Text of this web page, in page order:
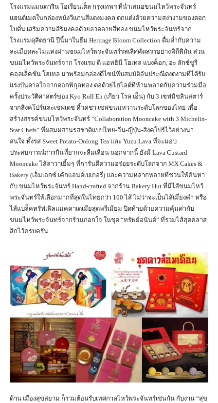
โรงแรมแมนดาริน โอเรียนเต็ล กรุงเทพฯ ที่นำเสนอขนมไหว้พระจันทร์
แฮนด์เมดในกล่องหนังวีแกนสีแดงมงคล ตกแต่งด้วยความสง่างามของดอก
โบตั๋น เสริมความสิริมงคลด้วยลวดลายสีทอง ขนมไหว้พระจันทร์จาก
โรงแรมดุสิตธานี ปีนี้มาในธีม Heritage Bloom Collection ดื่มด่ำกับความ
ละเมียดละไมแห่งผ่านขนมไหว้พระจันทร์รสเลิศคัดสรรอย่างพิถีพิถัน ส่วน
ขนมไหว้พระจันทร์จาก โรงแรม ดิ แอทธินี โฮเทล แบงค็อก, อะ ลักซ์ชูรี
คอลเล็คชั่น โฮเทล มาพร้อมกล่องดีไซน์หีบสมบัติอันประณีตงดงามที่ได้รับ
แรงบันดาลใจจากดอกพิกุลทอง ต่อด้วยไฮไลต์ที่ห้ามพลาดกับความร่วมมือ
ครั้งประวัติศาสตร์ของ Kyo Roll En (เกียว โรล เอ็น) กับ 3 เชฟมิชลินสตาร์
จากสิงคโปร์และเชฟเดช คิ้วคชา เชฟขนมหวานระดับโลกของไทย เพื่อ
สร้างสรรค์ขนมไหว้พระจันทร์ “Collaboration Mooncake with 3 Michelin-
Star Chefs” ที่ผสมผสานรสชาติแบบไทย-จีน-ญี่ปุ่น-สิงคโปร์ไว้อย่างน่า
สนใจ ทั้งรส Sweet Potato-Oolong Tea และ Yuzu Lava ที่จะมอบ
ประสบการณ์การกินที่ยากจะลืมเลือน นอกจากนี้ ยังมี Lava Custard
Mooncake ไส้ลาวาเยิ้มๆ ที่การันตีความอร่อยระดับโลกจาก MX Cakes &
Bakery (เอ็มเอกซ์ เค้กแอนด์เบเกอรี่) และความหลากหลายที่ชวนให้ค้นหา
กับ ขนมไหว้พระจันทร์ Hand-crafted จากร้าน Bakery Hut ที่มีไส้ขนมไหว้
พระจันทร์ให้เลือกมากที่สุดในไทยกว่า 100 ไส้ ไม่ว่าจะเป็นไส้เมี่ยงคำ หรือ
ไส้แบล็คทรัฟเฟิลแมคคาเดเมียสุดพรีเมียม ปิดท้ายด้วยความคุ้มค่ากับ
ขนมไหว้พระจันทร์จากร้านกอกใจ ในชุด “ทรัพย์อนันต์” ที่รวมไส้สุดคลาส
สิกไว้ครบครัน
ด้าน เมืองสุขสยาม ก็ร่วมต้อนรับเทศกาลไหว้พระจันทร์เช่นกัน กับงาน “สุข